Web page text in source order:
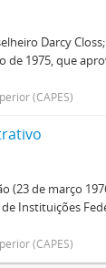
Darcy
1975, que
(CAPES)
(23 de março
Instituições
(CAPES)